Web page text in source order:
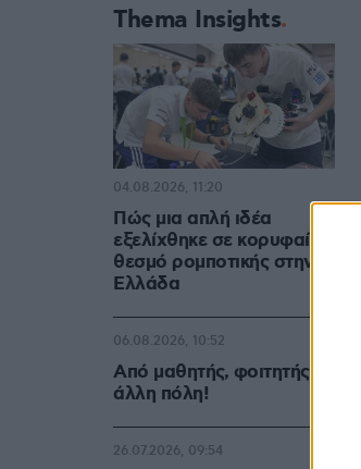
Thema Insights
Πώς μια απλή ιδέα
εξελίχθηκε σε κορυφαίο
θεσμό ρομποτικής στην
Ελλάδα
04.08.2026, 11:20
Από μαθητής, φοιτητής σε
άλλη πόλη!
06.08.2026, 10:52
26.07.2026, 09:54